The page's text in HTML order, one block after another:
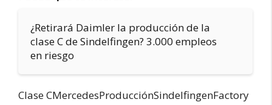
¿Retirará Daimler la producción de la
clase C de Sindelfingen? 3.000 empleos
en riesgo
Clase CMercedesProducciónSindelfingenFactory